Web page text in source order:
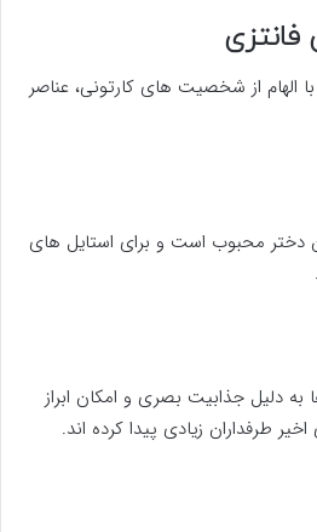
الهام از شخصیت های کارتونی، عناصر
دختر محبوب است و برای استایل های
به دلیل جذابیت بصری و امکان ابراز
طرفداران زیادی پیدا کرده اند.